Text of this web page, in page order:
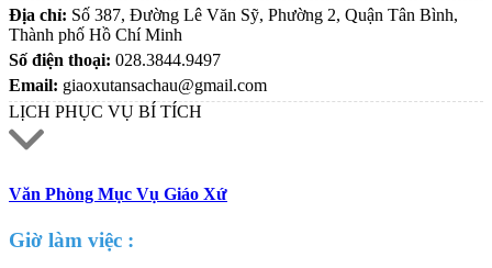
Địa chỉ: Số 387, Đường Lê Văn Sỹ, Phường 2, Quận Tân Bình,
Thành phố Hồ Chí Minh
Số điện thoại: 028.3844.9497
Email: giaoxutansachau@gmail.com
LỊCH PHỤC VỤ BÍ TÍCH
Văn Phòng Mục Vụ Giáo Xứ
Giờ làm việc :